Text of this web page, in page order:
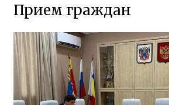
Прием граждан